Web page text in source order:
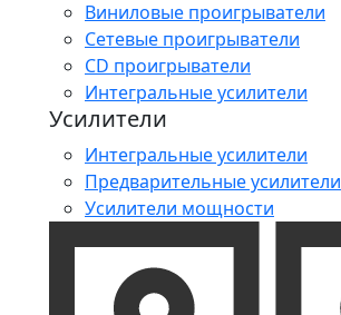
Виниловые проигрыватели
Сетевые проигрыватели
CD проигрыватели
Интегральные усилители
Усилители
Интегральные усилители
Предварительные усилители
Усилители мощности